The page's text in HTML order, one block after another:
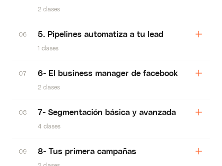
2 clases
06 5. Pipelines automatiza a tu lead
1 clases
07 6- El business manager de facebook
2 clases
08 7- Segmentación básica y avanzada
4 clases
09 8- Tus primera campañas